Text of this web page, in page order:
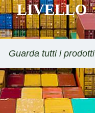
LIVELLO
Guarda tutti i prodotti